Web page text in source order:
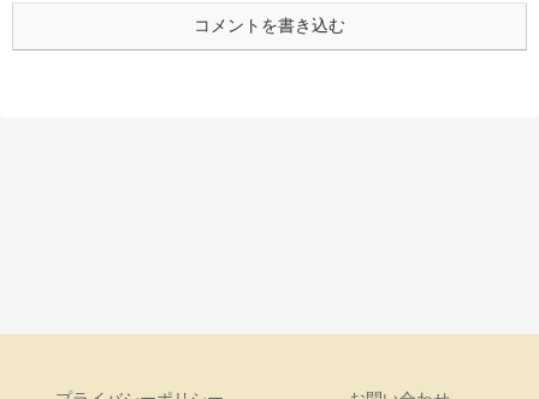
コメントを書き込む